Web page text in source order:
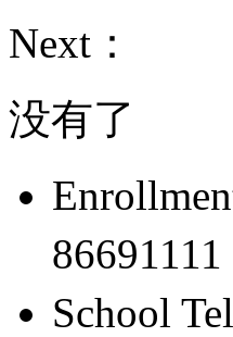
Next：
没有了
School